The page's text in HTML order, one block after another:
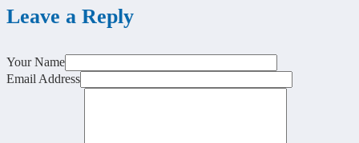
Leave a Reply
Your Name
Email Address